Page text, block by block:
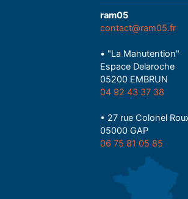
ram05
contact@ram05.fr
• "La Manutention"
Espace Delaroche
05200 EMBRUN
04 92 43 37 38
• 27 rue Colonel
05000 GAP
06 75 81 05 85